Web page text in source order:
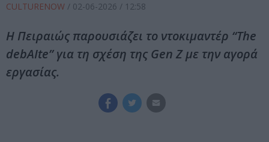
CULTURENOW / 02-06-2026 / 12:58
Η Πειραιώς παρουσιάζει το ντοκιμαντέρ “The
debAIte” για τη σχέση της Gen Z με την αγορά
εργασίας.